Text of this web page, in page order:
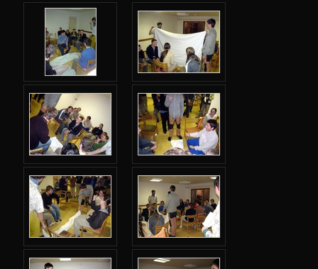
Podzimní 2015
Jarní 2015
Podzimní 2014
Jarní 2014
Podzimní 2013
Podzimní 2012
Jarní 2012
Podzimní 2011
Jarní 2011